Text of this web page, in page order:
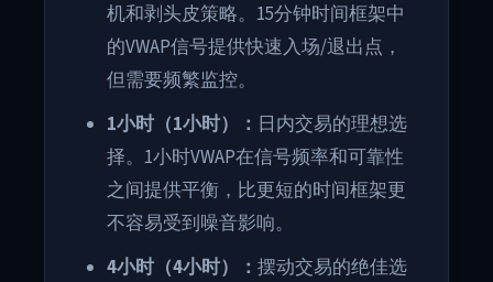
机和剥头皮策略。15分钟时间框架中
的VWAP信号提供快速入场/退出点，
但需要频繁监控。
1小时（1小时）： 日内交易的理想选
择。1小时VWAP在信号频率和可靠性
之间提供平衡，比更短的时间框架更
不容易受到噪音影响。
4小时（4小时）： 摆动交易的绝佳选